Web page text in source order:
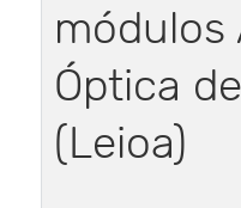
módulos
Óptica
(Leioa)